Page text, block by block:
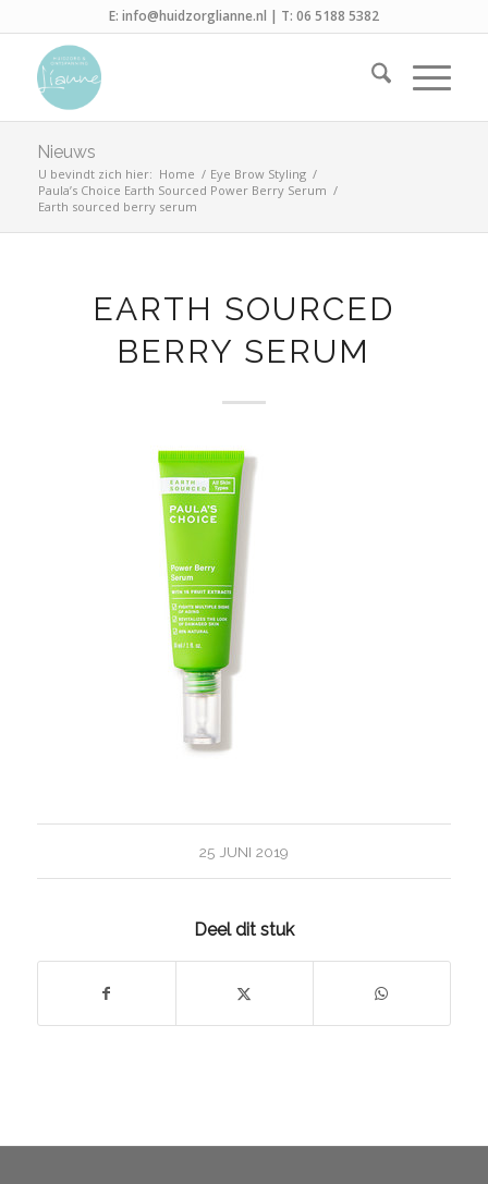
E: info@huidzorglianne.nl | T: 06 5188 5382
Nieuws
U bevindt zich hier: Home / Eye Brow Styling /
Paula’s Choice Earth Sourced Power Berry Serum /
Earth sourced berry serum
EARTH SOURCED
BERRY SERUM
25 JUNI 2019
Deel dit stuk